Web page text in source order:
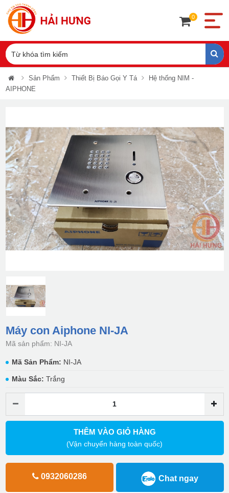
0
Sản Phẩm Thiết Bị Báo Gọi Y Tá
Hệ thống NIM -
AIPHONE
Máy con Aiphone NI-JA
Mã sản phẩm: NI-JA
Mã Sản Phẩm: NI-JA
Màu Sắc: Trắng
THÊM VÀO GIỎ HÀNG
(Vận chuyển hàng toàn quốc)
0932060286 Chat ngay